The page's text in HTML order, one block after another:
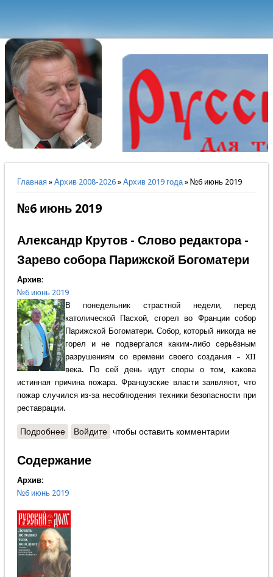
Вы здесь
Главная» Архив 2008-2026» Архив 2019 года» №6 июнь 2019
№6 июнь 2019
Александр Крутов - Слово редактора -
Зарево собора Парижской Богоматери
Архив:
№6 июнь 2019
В понедельник страстной недели, перед
католической Пасхой, сгорел во Франции собор
Парижской Богоматери. Собор, который никогда не
горел и не подвергался каким-либо серьёзным
разрушениям со времени своего создания – XII
века. По сей день идут споры о том, какова
истинная причина пожара. Французские власти заявляют, что
пожар случился из-за несоблюдения техники безопасности при
реставрации.
Подробнеео Александр Крутов - Слово редактора - Зарево
Войдите чтобы оставить комментарии
Содержание
Архив:
№6 июнь 2019